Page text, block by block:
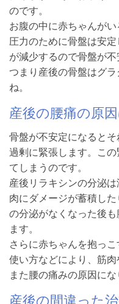
のです。
お腹の中に赤ちゃんが
圧力のために骨盤は安
が減少するので骨盤が不
つまり産後の骨盤はグ
ね。
産後の腰痛の原因
骨盤が不安定になると
過剰に緊張します。こ
てしまうのです。
産後リラキシンの分泌
肉にダメージが蓄積し
の分泌がなくなった後
ます。
さらに赤ちゃんを抱っ
使い方などにより、筋
また腰の痛みの原因にな
産後の間違った